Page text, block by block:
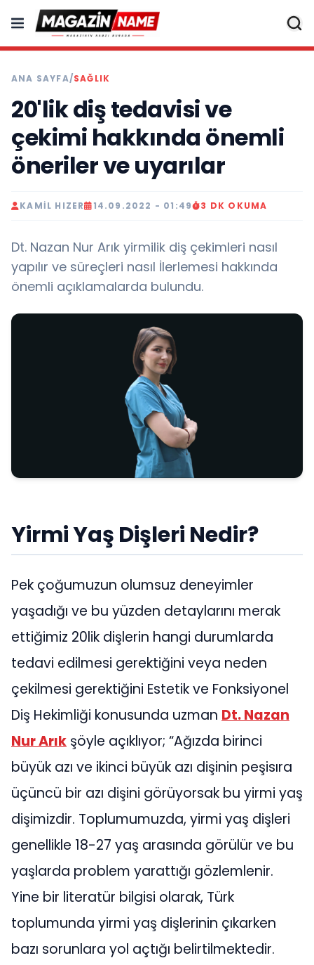
ANA SAYFA/SAĞLIK
20'lik diş tedavisi ve
çekimi hakkında önemli
öneriler ve uyarılar
KAMIL HIZER 14.09.2022 - 01:49 3 DK OKUMA
Dt. Nazan Nur Arık yirmilik diş çekimleri nasıl
yapılır ve süreçleri nasıl İlerlemesi hakkında
önemli açıklamalarda bulundu.
Yirmi Yaş Dişleri Nedir?
Pek çoğumuzun olumsuz deneyimler
yaşadığı ve bu yüzden detaylarını merak
ettiğimiz 20lik dişlerin hangi durumlarda
tedavi edilmesi gerektiğini veya neden
çekilmesi gerektiğini Estetik ve Fonksiyonel
Diş Hekimliği konusunda uzman Dt. Nazan
Nur Arık şöyle açıklıyor; “Ağızda birinci
büyük azı ve ikinci büyük azı dişinin peşisıra
üçüncü bir azı dişini görüyorsak bu yirmi yaş
dişimizdir. Toplumumuzda, yirmi yaş dişleri
genellikle 18-27 yaş arasında görülür ve bu
yaşlarda problem yarattığı gözlemlenir.
Yine bir literatür bilgisi olarak, Türk
toplumunda yirmi yaş dişlerinin çıkarken
bazı sorunlara yol açtığı belirtilmektedir.